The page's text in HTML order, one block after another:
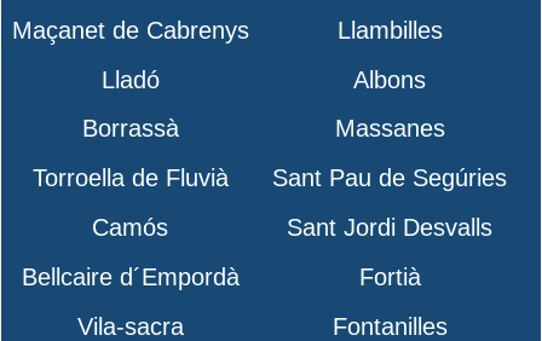
Maçanet de Cabrenys
Llambilles
Lladó
Albons
Borrassà
Massanes
Torroella de Fluvià
Sant Pau de Segúries
Camós
Sant Jordi Desvalls
Bellcaire d´Empordà
Fortià
Vila-sacra
Fontanilles